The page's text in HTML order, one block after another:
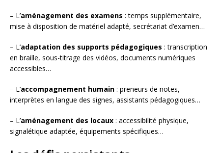
– L’aménagement des examens : temps supplémentaire,
mise à disposition de matériel adapté, secrétariat d’examen…
– L’adaptation des supports pédagogiques : transcription
en braille, sous-titrage des vidéos, documents numériques
accessibles…
– L’accompagnement humain : preneurs de notes,
interprètes en langue des signes, assistants pédagogiques…
– L’aménagement des locaux : accessibilité physique,
signalétique adaptée, équipements spécifiques…